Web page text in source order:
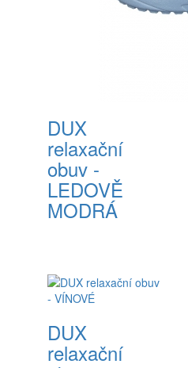
DUX
relaxační
obuv -
LEDOVĚ
MODRÁ
DUX
relaxační